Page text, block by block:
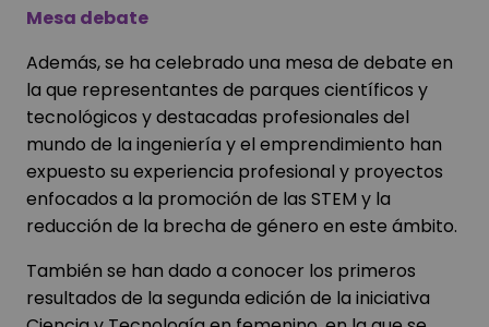
Mesa debate
Además, se ha celebrado una mesa de debate en
la que representantes de parques científicos y
tecnológicos y destacadas profesionales del
mundo de la ingeniería y el emprendimiento han
expuesto su experiencia profesional y proyectos
enfocados a la promoción de las STEM y la
reducción de la brecha de género en este ámbito.
También se han dado a conocer los primeros
resultados de la segunda edición de la iniciativa